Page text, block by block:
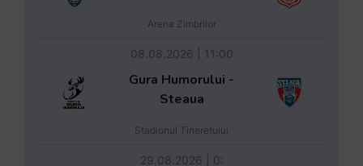
Arena Zimbrilor
08.08.2026 | 11:00
Gura Humorului -
Steaua
Stadionul Tineretului
29.08.2026 | 0: